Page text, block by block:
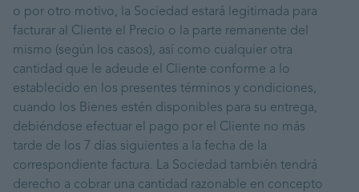
o por otro motivo, la Sociedad estará legitimada para
facturar al Cliente el Precio o la parte remanente del
mismo (según los casos), así como cualquier otra
cantidad que le adeude el Cliente conforme a lo
establecido en los presentes términos y condiciones,
cuando los Bienes estén disponibles para su entrega,
debiéndose efectuar el pago por el Cliente no más
tarde de los 7 días siguientes a la fecha de la
correspondiente factura. La Sociedad también tendrá
derecho a cobrar una cantidad razonable en concepto